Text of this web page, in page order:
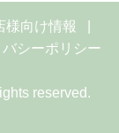
様向け情報
シーポリシー
reserved.